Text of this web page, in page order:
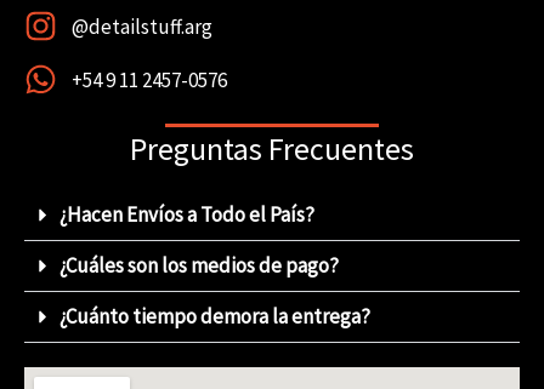
@detailstuff.arg
+54 9 11 2457-0576
Preguntas Frecuentes
¿Hacen Envíos a Todo el País?
¿Cuáles son los medios de pago?
¿Cuánto tiempo demora la entrega?